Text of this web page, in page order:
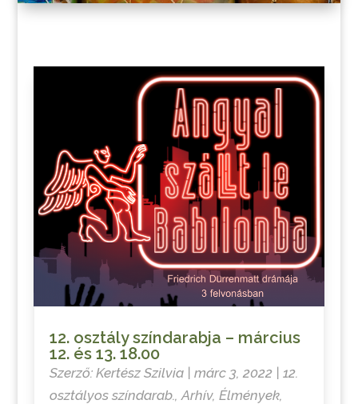
12. osztály színdarabja – március
12. és 13. 18.00
Szerző: Kertész Szilvia| márc 3, 2022| 12.
osztályos színdarab.,Arhív, Élmények,